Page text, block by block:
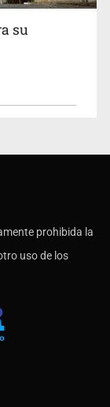
su
prohibida la
uso de los